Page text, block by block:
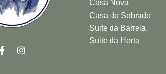
Casa Nova
Casa do Sobrado
Suite da Barrela
Suite da Horta